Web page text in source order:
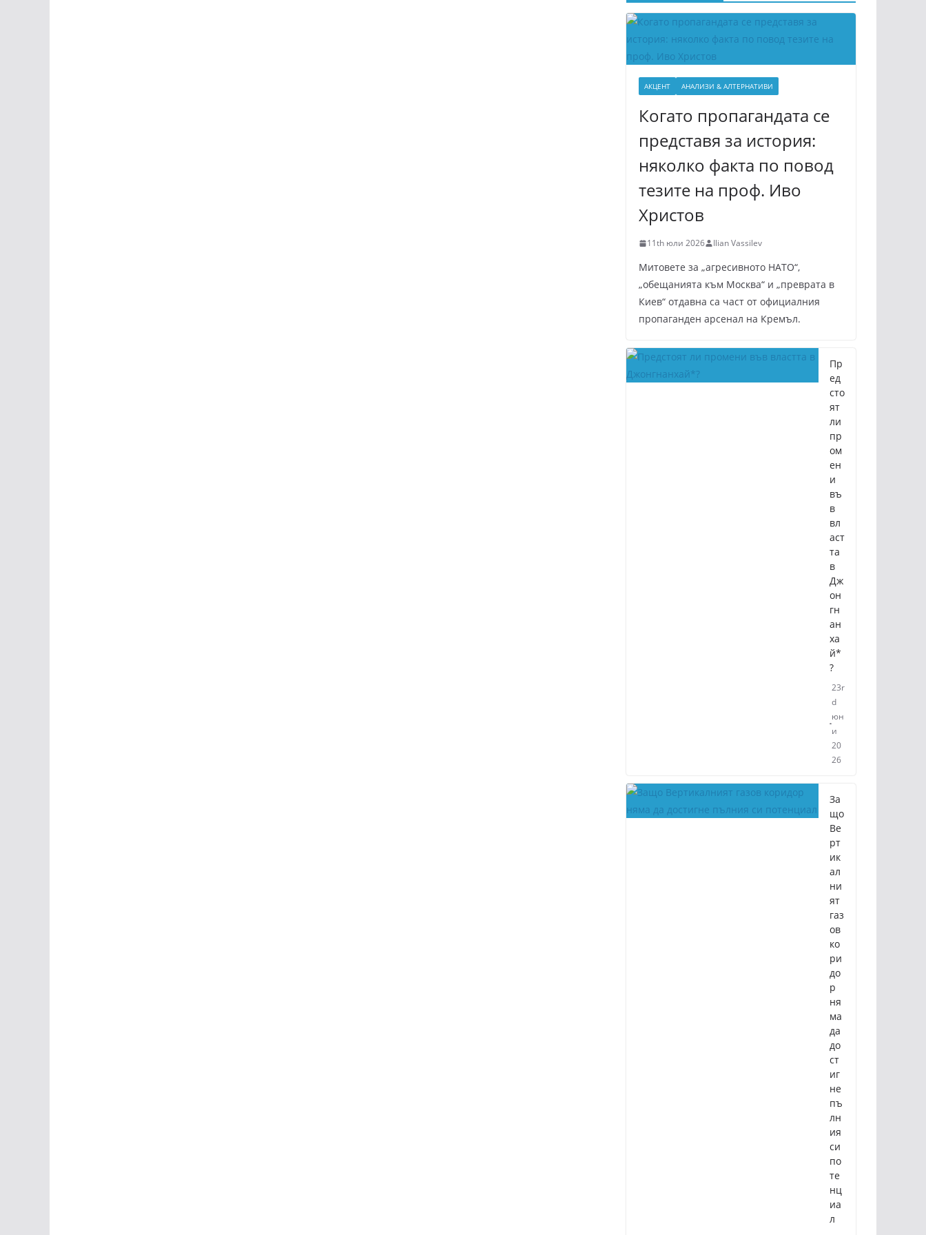
АКЦЕНТ АНАЛИЗИ & АЛТЕРНАТИВИ
Когато пропагандата се
представя за история:
няколко факта по повод
тезите на проф. Иво
Христов
11th юли 2026 Ilian Vassilev
Митовете за „агресивното НАТО“,
„обещанията към Москва“ и „преврата в
Киев“ отдавна са част от официалния
пропаганден арсенал на Кремъл.
Пр
ед
сто
ят
ли
пр
ом
ен
и
въ
в
вл
аст
та
в
Дж
он
гн
ан
ха
й*
?
23r
d
юн
и
20
26
За
що
Ве
рт
ик
ал
ни
ят
газ
ов
ко
ри
до
р
ня
ма
да
до
ст
иг
не
пъ
лн
ия
си
по
те
нц
иа
л